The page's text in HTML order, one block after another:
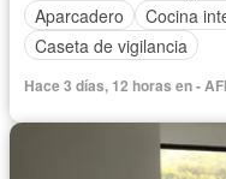
Aparcadero
Cocina
Caseta de vigilancia
Hace 3 días, 12 horas en -